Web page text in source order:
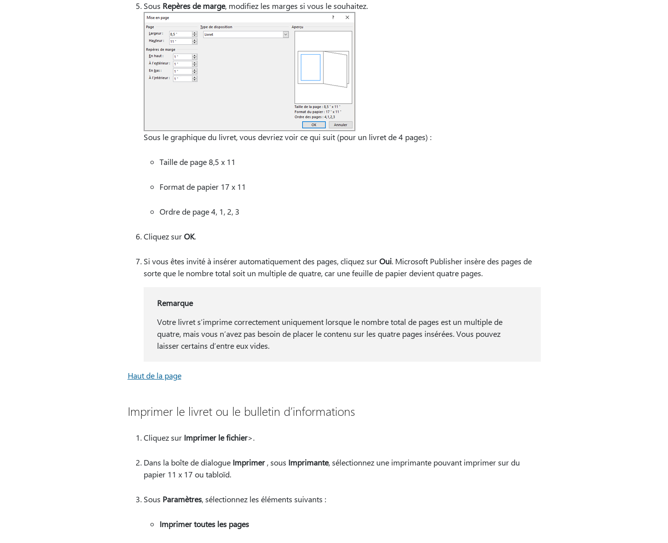
Sous Repères de marge, modifiez les marges si vous le souhaitez.
Sous le graphique du livret, vous devriez voir ce qui suit (pour un livret de 4 pages) :
Taille de page 8,5 x 11
Format de papier 17 x 11
Ordre de page 4, 1, 2, 3
Cliquez surOK.
Si vous êtes invité à insérer automatiquement des pages, cliquez surOui. Microsoft Publisher insère des pages de
sorte que le nombre total soit un multiple de quatre, car une feuille de papier devient quatre pages.
Remarque
Votre livret s’imprime correctement uniquement lorsque le nombre total de pages est un multiple de
quatre, mais vous n’avez pas besoin de placer le contenu sur les quatre pages insérées. Vous pouvez
laisser certains d’entre eux vides.
Haut de la page
Imprimer le livret ou le bulletin d’informations
Cliquez sur Imprimer le fichier>.
Dans la boîte de dialogue Imprimer, sous Imprimante, sélectionnez une imprimante pouvant imprimer sur du
papier 11 x 17 ou tabloïd.
Sous Paramètres, sélectionnez les éléments suivants :
Imprimer toutes les pages